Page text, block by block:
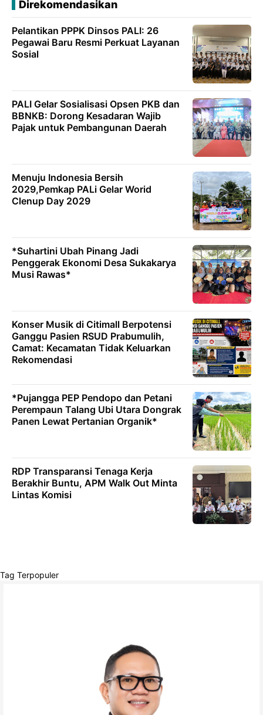
Direkomendasikan
Pelantikan PPPK Dinsos PALI: 26
Pegawai Baru Resmi Perkuat Layanan
Sosial
PALI Gelar Sosialisasi Opsen PKB dan
BBNKB: Dorong Kesadaran Wajib
Pajak untuk Pembangunan Daerah
Menuju Indonesia Bersih
2029,Pemkap PALi Gelar Worid
Clenup Day 2029
*Suhartini Ubah Pinang Jadi
Penggerak Ekonomi Desa Sukakarya
Musi Rawas*
Konser Musik di Citimall Berpotensi
Ganggu Pasien RSUD Prabumulih,
Camat: Kecamatan Tidak Keluarkan
Rekomendasi
*Pujangga PEP Pendopo dan Petani
Perempaun Talang Ubi Utara Dongrak
Panen Lewat Pertanian Organik* ‎
RDP Transparansi Tenaga Kerja
Berakhir Buntu, APM Walk Out Minta
Lintas Komisi
Tag Terpopuler